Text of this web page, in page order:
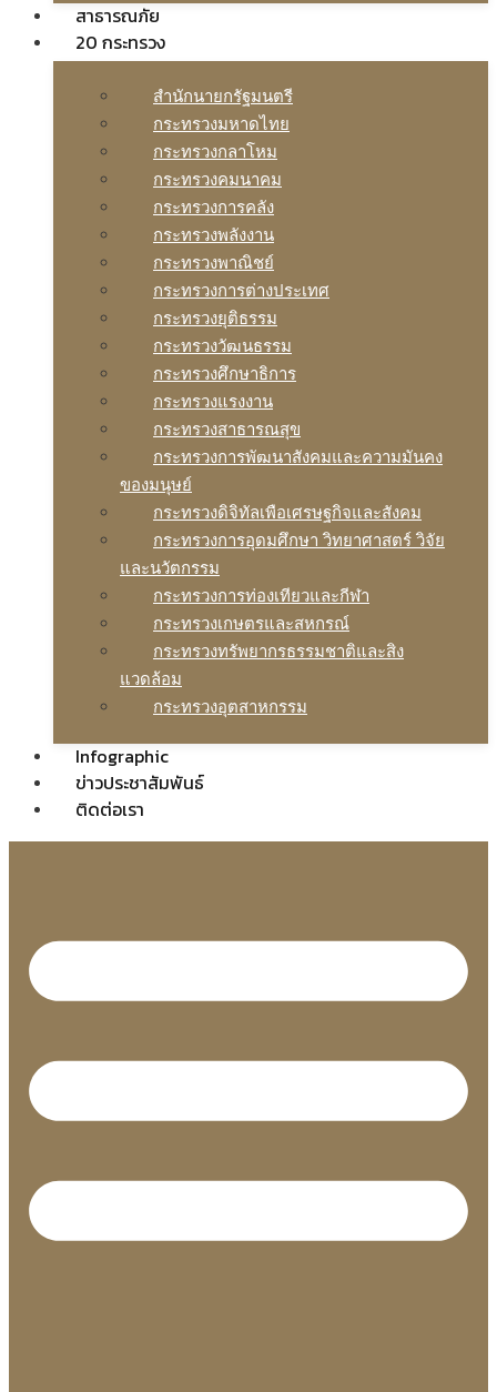
สาธารณภัย
20 กระทรวง
สํานักนายกรัฐมนตรี
กระทรวงมหาดไทย
กระทรวงกลาโหม
กระทรวงคมนาคม
กระทรวงการคลัง
กระทรวงพลังงาน
กระทรวงพาณิชย์
กระทรวงการต่างประเทศ
กระทรวงยุติธรรม
กระทรวงวัฒนธรรม
กระทรวงศึกษาธิการ
กระทรวงแรงงาน
กระทรวงสาธารณสุข
กระทรวงการพัฒนาสังคมและความมันคง
ของมนุษย์
กระทรวงดิจิทัลเพือเศรษฐกิจและสังคม
กระทรวงการอุดมศึกษา วิทยาศาสตร์ วิจัย
และนวัตกรรม
กระทรวงการท่องเทียวและกีฬา
กระทรวงเกษตรและสหกรณ์
กระทรวงทรัพยากรธรรมชาติและสิง
แวดล้อม
กระทรวงอุตสาหกรรม
Infographic
ข่าวประชาสัมพันธ์
ติดต่อเรา